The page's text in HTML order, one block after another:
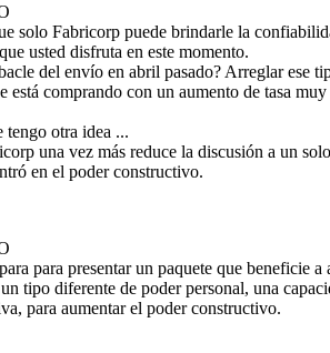
solo Fabricorp puede brindarle la
usted disfruta en este momento.
del envío en abril pasado? Arreglar ese
está comprando con un aumento de tasa muy
tengo otra idea ...
una vez más reduce la discusión a un
en el poder constructivo.
para presentar un paquete que beneficie a
tipo diferente de poder personal, una
para aumentar el poder constructivo.